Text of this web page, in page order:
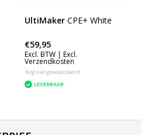
UltiMaker CPE+ White
€59,95
Excl. BTW | Excl.
Verzendkosten
Nog niet gewaardeerd
LEVERBAAR